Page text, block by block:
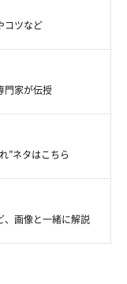
コツなど
門家が伝授
”ネタはこちら
、画像と一緒に解説